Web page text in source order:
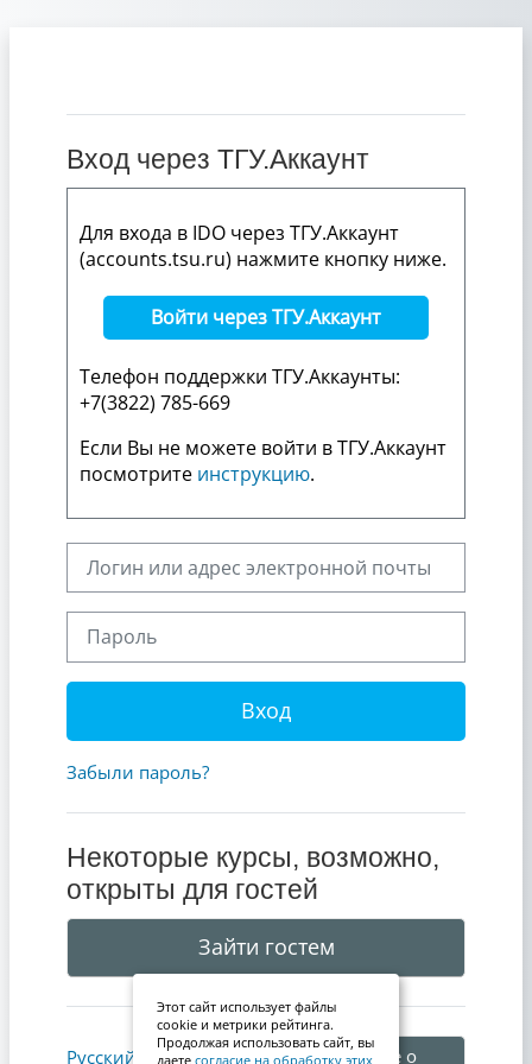
Вход через ТГУ.Аккаунт
Для входа в IDO через ТГУ.Аккаунт
(accounts.tsu.ru) нажмите кнопку ниже.
Войти через ТГУ.Аккаунт
Телефон поддержки ТГУ.Аккаунты:
+7(3822) 785-669
Если Вы не можете войти в ТГУ.Аккаунт
посмотрите инструкцию.
Вход
Забыли пароль?
Некоторые курсы, возможно,
открыты для гостей
Зайти гостем
Русский ‎(ru)‎ Уведомление о
Этот сайт использует файлы
cookie и метрики рейтинга.
Продолжая использовать сайт, вы
даете согласие на обработку этих